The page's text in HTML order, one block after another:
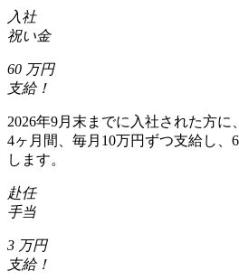
入社
祝い金
60 万円
支給！
2026年9月末までに入社された方に
4ヶ月間、毎月10万円ずつ支給し、
します。
赴任
手当
3 万円
支給！